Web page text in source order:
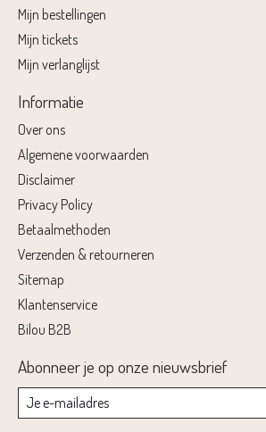
Mijn bestellingen
Mijn tickets
Mijn verlanglijst
Informatie
Over ons
Algemene voorwaarden
Disclaimer
Privacy Policy
Betaalmethoden
Verzenden & retourneren
Sitemap
Klantenservice
Bilou B2B
Abonneer je op onze nieuwsbrief